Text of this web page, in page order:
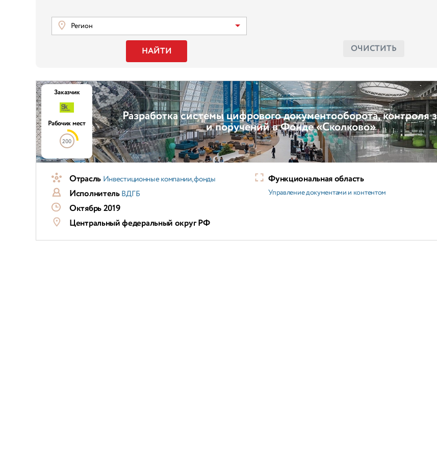
Регион
НАЙТИ ОЧИСТИТЬ
Разработка системы цифрового документооборота, контроля
и поручений в Фонде «Сколково»
Заказчик
Рабочих мест
200
Отрасль Инвестиционные компании, фонды
ИсполнительВДГБ
Октябрь 2019
Центральный федеральный округ РФ
Функциональная область
Управление документами и контентом